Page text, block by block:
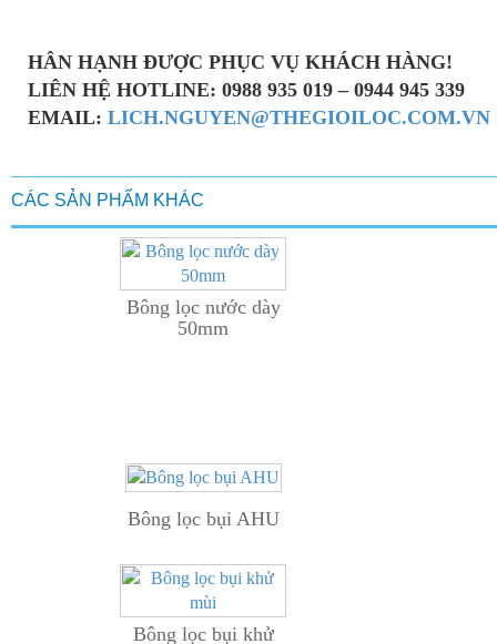
HÂN HẠNH ĐƯỢC PHỤC VỤ KHÁCH HÀNG!
LIÊN HỆ HOTLINE: 0988 935 019 – 0944 945 339
EMAIL: LICH.NGUYEN@THEGIOILOC.COM.VN
CÁC SẢN PHẨM KHÁC
Bông lọc nước dày
50mm
Bông lọc bụi AHU
Bông lọc bụi khử